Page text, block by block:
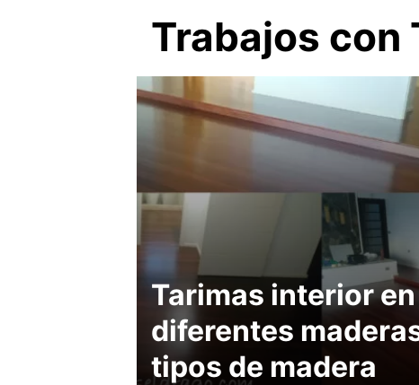
Trabajos con
Tarimas interior en
diferentes
tipos de madera